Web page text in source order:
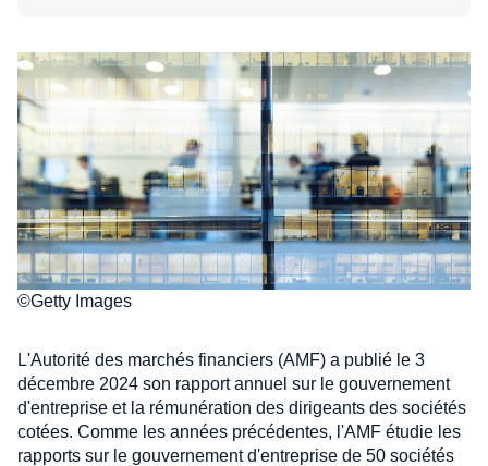
©Getty Images
L'Autorité des marchés financiers (AMF) a publié le 3
décembre 2024 son rapport annuel sur le gouvernement
d'entreprise et la rémunération des dirigeants des sociétés
cotées. Comme les années précédentes, l'AMF étudie les
rapports sur le gouvernement d'entreprise de 50 sociétés